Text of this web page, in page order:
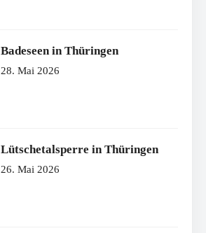
Badeseen in Thüringen
28. Mai 2026
Lütschetalsperre in Thüringen
26. Mai 2026